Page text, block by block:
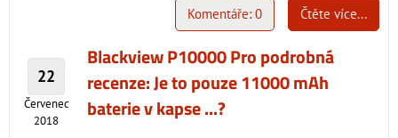
Čtěte více...
Komentáře: 0
22
Červenec
2018
Blackview P10000 Pro podrobná
recenze: Je to pouze 11000 mAh
baterie v kapse ...?